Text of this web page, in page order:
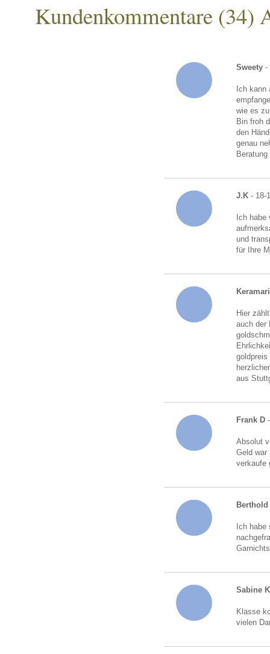
Kundenkommentare (34)
Sweety -
Ich
wie es
Bin froh
den
genau
Beratung
J.K - 18-
Ich
und
für Ihre
Hier
auch der
goldpreis
aus
Frank D
Absolut
Geld war
verkaufe
Ich
Sabine
Klasse
vielen